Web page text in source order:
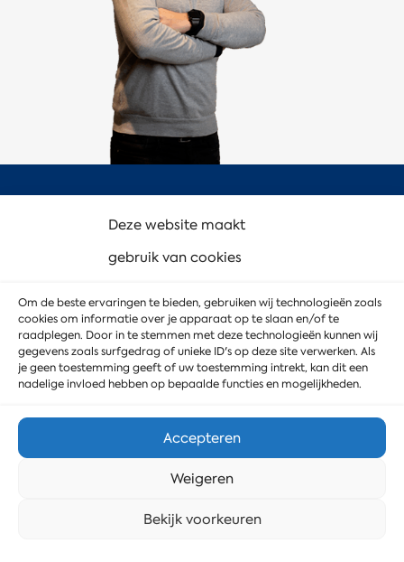
Deze website maakt
gebruik van cookies
Om de beste ervaringen te bieden, gebruiken wij technologieën zoals
cookies om informatie over je apparaat op te slaan en/of te
raadplegen. Door in te stemmen met deze technologieën kunnen wij
gegevens zoals surfgedrag of unieke ID's op deze site verwerken. Als
je geen toestemming geeft of uw toestemming intrekt, kan dit een
nadelige invloed hebben op bepaalde functies en mogelijkheden.
Accepteren
Weigeren
Bekijk voorkeuren
Contact
Zuidbaan 505
2841 MD Moordrecht
(industrieterrein Gouwe Park)
Ga naar Google Maps
Stuur ons een bericht